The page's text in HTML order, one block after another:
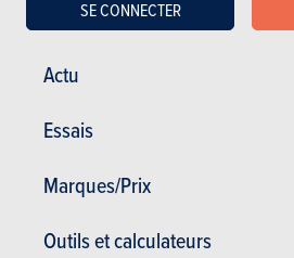
Actu
Essais
Marques/Prix
Outils et calculateurs
SE CONNECTER
VIDÉOS DE LA RÉDACTION
29-07-2026